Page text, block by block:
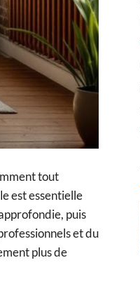
tout
est essentielle
puis
et du
plus de